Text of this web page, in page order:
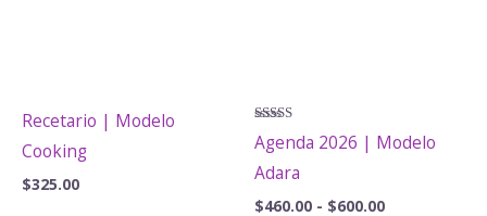
Recetario | Modelo
Cooking
$325.00
Valorado
con
5.00
de 5
Agenda 2026 | Modelo
Adara
$460.00 - $600.00Rango